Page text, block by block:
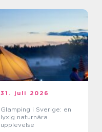
31. juli 2026
Glamping i Sverige: en
lyxig naturnära
upplevelse